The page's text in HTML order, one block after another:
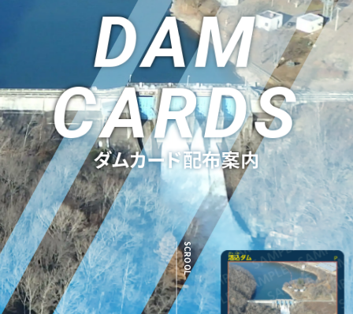
DAM
CARDS
ダムカード配布案内
SCROOL